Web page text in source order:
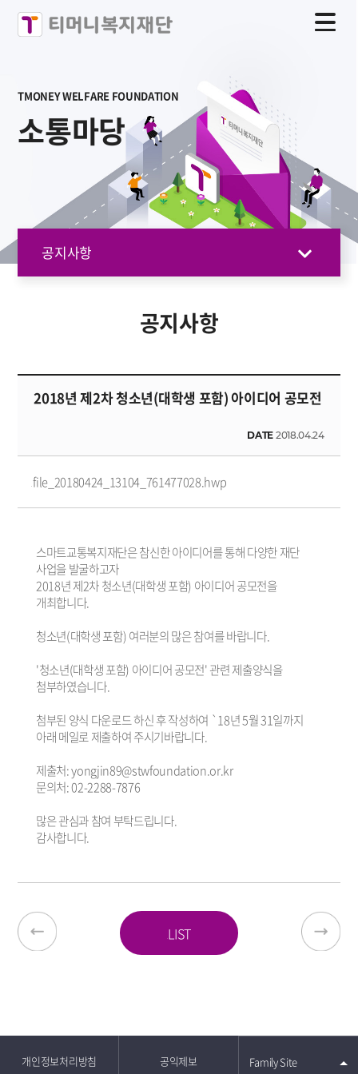
TMONEY WELFARE FOUNDATION
소통마당
공지사항
공지사항
2018년 제2차 청소년(대학생 포함) 아이디어 공모전
DATE 2018.04.24
file_20180424_13104_761477028.hwp
스마트교통복지재단은 참신한 아이디어를 통해 다양한 재단
사업을 발굴하고자
2018년 제2차 청소년(대학생 포함) 아이디어 공모전을
개최합니다.
청소년(대학생 포함) 여러분의 많은 참여를 바랍니다.
'청소년(대학생 포함) 아이디어 공모전' 관련 제출양식을
첨부하였습니다.
첨부된 양식 다운로드 하신 후 작성하여 `18년 5월 31일까지
아래 메일로 제출하여 주시기바랍니다.
제출처: yongjin89@stwfoundation.or.kr
문의처: 02-2288-7876
많은 관심과 참여 부탁드립니다.
감사합니다.
LIST
개인정보처리방침 공익제보 Family Site